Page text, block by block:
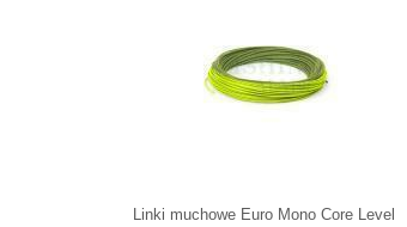
Linki muchowe Euro Mono Core Level